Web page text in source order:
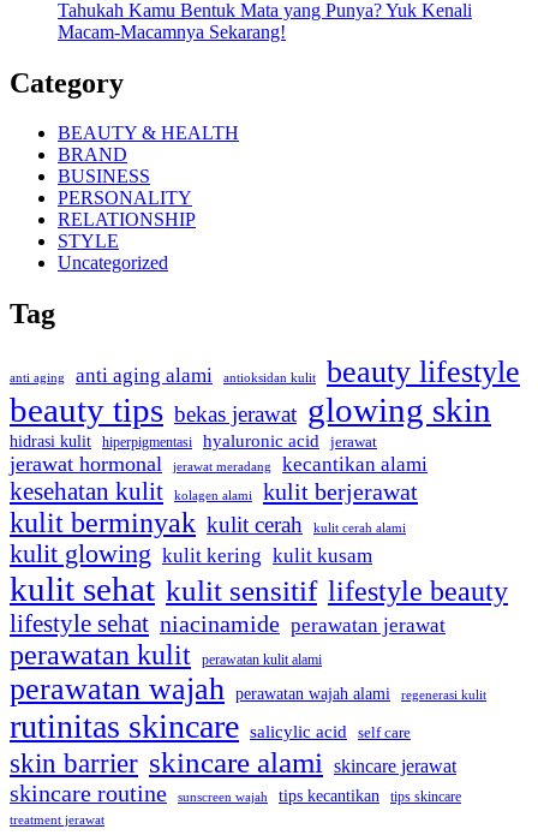
Tahukah Kamu Bentuk Mata yang Punya? Yuk Kenali
Macam-Macamnya Sekarang!
Category
BEAUTY & HEALTH
BRAND
BUSINESS
PERSONALITY
RELATIONSHIP
STYLE
Uncategorized
Tag
anti aging anti aging alami antioksidan kulit beauty lifestyle
beauty tips bekas jerawat glowing skin
hidrasi kulit hiperpigmentasi hyaluronic acid jerawat
jerawat hormonal jerawat meradang kecantikan alami
kesehatan kulit kolagen alami kulit berjerawat
kulit berminyak kulit cerah kulit cerah alami
kulit glowing kulit kering kulit kusam
kulit sehat kulit sensitif lifestyle beauty
lifestyle sehat niacinamide perawatan jerawat
perawatan kulit perawatan kulit alami
perawatan wajah perawatan wajah alami regenerasi kulit
rutinitas skincare salicylic acid self care
skin barrier skincare alami skincare jerawat
skincare routine sunscreen wajah tips kecantikan tips skincare
treatment jerawat